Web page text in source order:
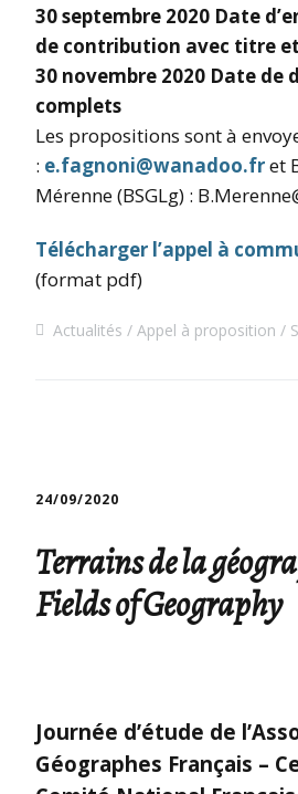
30 septembre 2020 Date
de contribution avec titre
30 novembre 2020 Date de
complets
Les propositions sont à
: e.fagnoni@wanadoo.fret
Mérenne (BSGLg) :
Télécharger l’appel à
(format pdf)
Actualités Appel à proposition
24/09/2020
Terrains de la
Fields of Geography
Journée d’étude de
Géographes Français –